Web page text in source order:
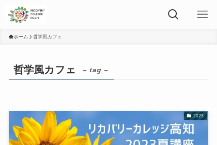
ホーム 哲学風カフェ
哲学風カフェ – tag –
2023